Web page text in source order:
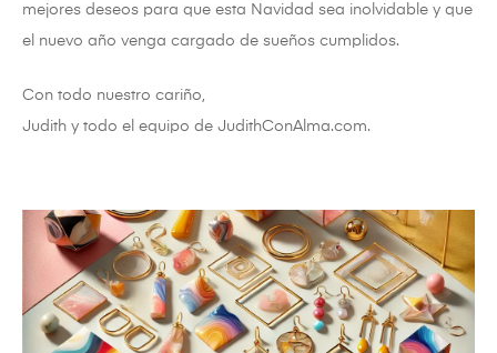
mejores deseos para que esta Navidad sea inolvidable y que
el nuevo año venga cargado de sueños cumplidos.
Con todo nuestro cariño,
Judith y todo el equipo de JudithConAlma.com.